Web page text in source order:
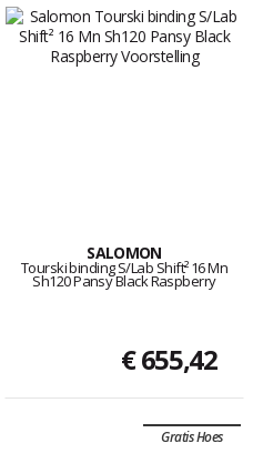
SALOMON
Tourski binding S/Lab Shift² 16 Mn
Sh120 Pansy Black Raspberry
€ 655,42
Gratis Hoes